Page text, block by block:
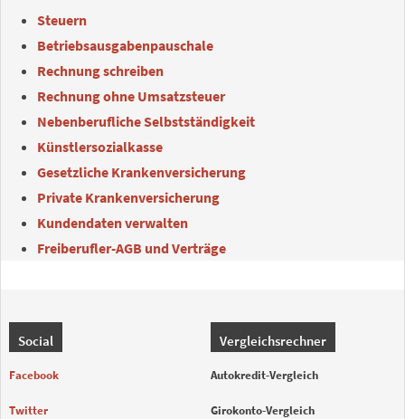
Steuern
Betriebsausgabenpauschale
Rechnung schreiben
Rechnung ohne Umsatzsteuer
Nebenberufliche Selbstständigkeit
Künstlersozialkasse
Gesetzliche Krankenversicherung
Private Krankenversicherung
Kundendaten verwalten
Freiberufler-AGB und Verträge
Social
Facebook
Twitter
Vergleichsrechner
Autokredit-Vergleich
Girokonto-Vergleich